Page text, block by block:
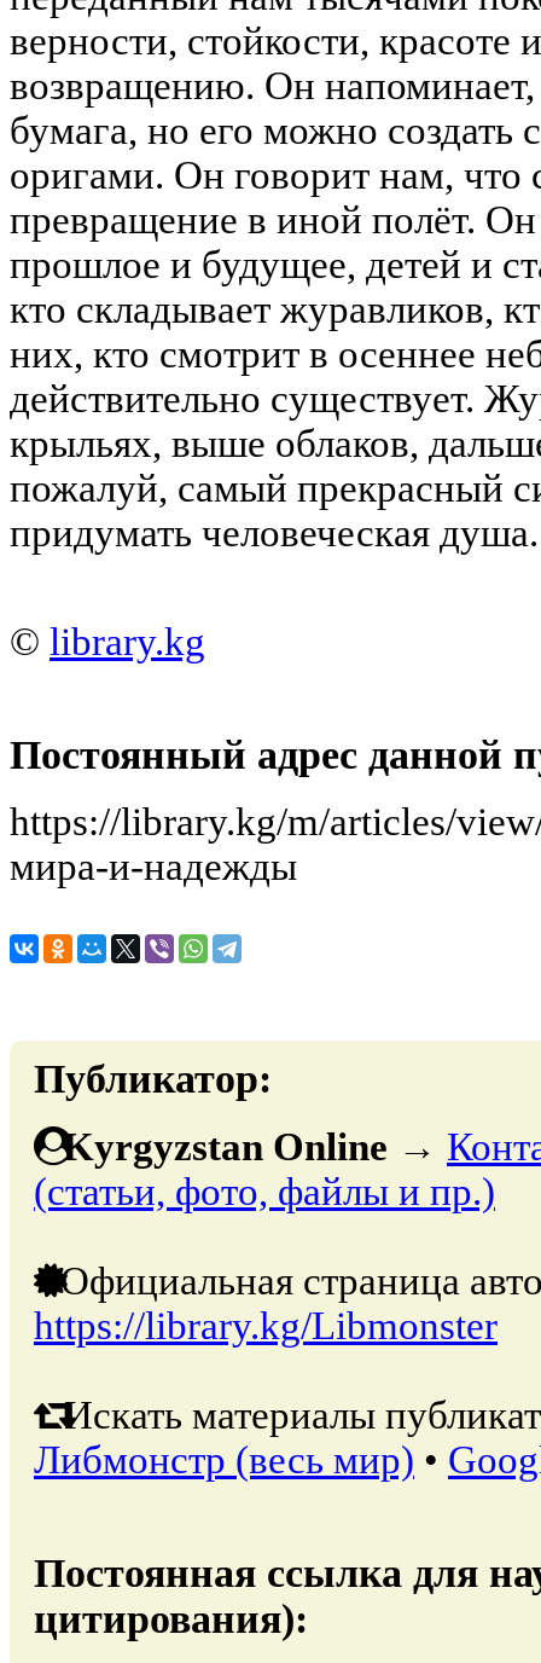
верности, стойкости, красоте
возвращению. Он
бумага, но его можно
оригами. Он говорит нам, что
превращение в иной полёт. Он
прошлое и будущее, детей и
кто складывает журавликов,
них, кто смотрит в осеннее
действительно существует.
крыльях, выше облаков,
пожалуй, самый прекрасный
придумать человеческая душа.
© library.kg
Постоянный адрес данной
https://library.kg/m/articles/
мира-и-надежды
Публикатор:
Kyrgyzstan Online →
(статьи, фото, файлы и пр.)
Официальная страница
https://library.kg/Libmonster
Искать материалы
Либмонстр (весь мир) •
Постоянная ссылка для
цитирования):